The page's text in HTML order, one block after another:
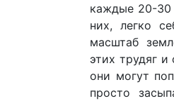
каждые 20-30
них, легко
масштаб
этих трудяг
они могут
просто